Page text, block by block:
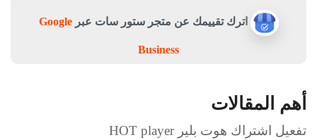
اترك تقييمك عن متجر ستور سات عبرGoogle
Business
أهم المقالات
تفعيل اشتراك هوت بلير HOT player